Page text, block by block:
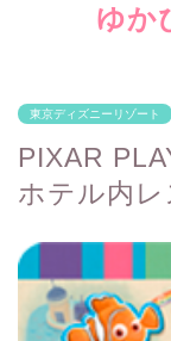
ゆか
東京ディズニーリゾート
PIXAR
ホテル内